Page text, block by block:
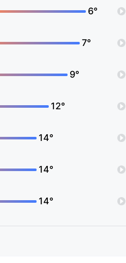
6°
7°
9°
12°
14°
14°
14°